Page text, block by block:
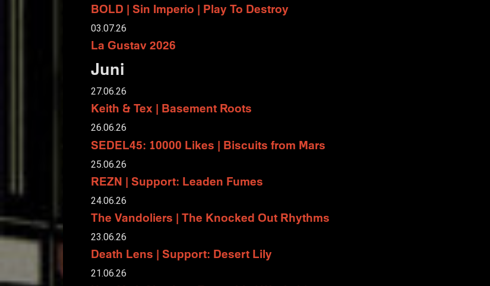
BOLD | Sin Imperio | Play To Destroy
03.07.26
La Gustav 2026
Juni
27.06.26
Keith & Tex | Basement Roots
26.06.26
SEDEL45: 10000 Likes | Biscuits from Mars
25.06.26
REZN | Support: Leaden Fumes
24.06.26
The Vandoliers | The Knocked Out Rhythms
23.06.26
Death Lens | Support: Desert Lily
21.06.26